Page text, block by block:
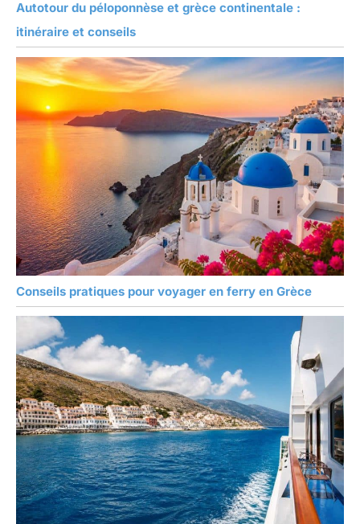
Autotour du péloponnèse et grèce continentale :
itinéraire et conseils
Conseils pratiques pour voyager en ferry en Grèce